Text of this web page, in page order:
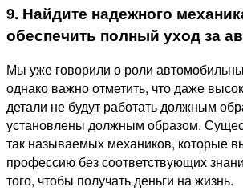
9. Найдите надежного
обеспечить полный уход за
Мы уже говорили о роли
однако важно отметить, что даже
детали не будут работать должным
установлены должным образом.
так называемых механиков, которые
профессию без соответствующих
того, чтобы получать деньги на жизнь.